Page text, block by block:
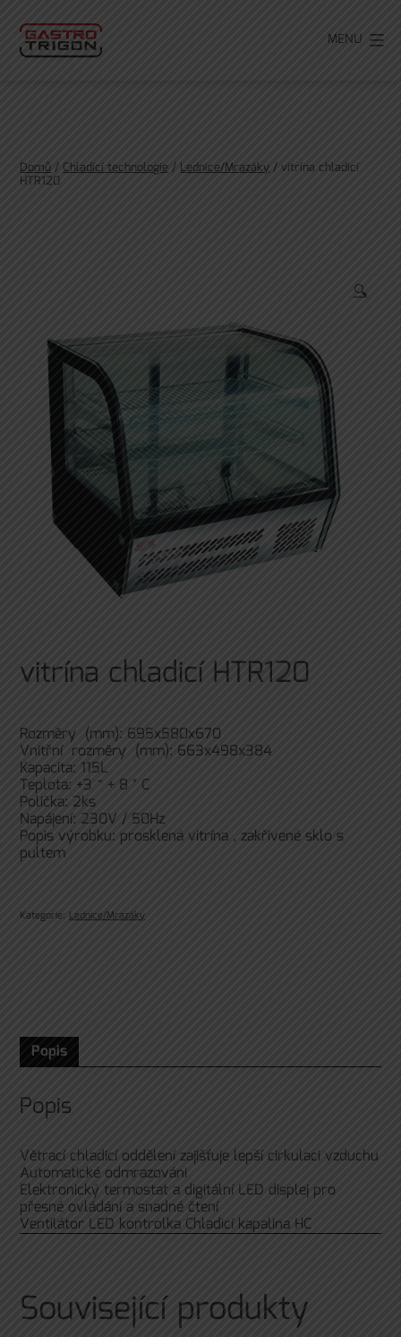
obsahu MENU
Domů/Chladící technologie/Lednice/Mrazáky/ vitrína chladicí
HTR120
🔍
vitrína chladicí HTR120
Rozměry (mm): 695x580x670
Vnitřní rozměry (mm): 663x498x384
Kapacita: 115L
Teplota: +3 ~ + 8 ° C
Polička: 2ks
Napájení: 230V / 50Hz
Popis výrobku: prosklená vitrína , zakřivené sklo s
pultem
Kategorie:Lednice/Mrazáky
Popis
Popis
Větrací chladicí oddělení zajišťuje lepší cirkulaci vzduchu
Automatické odmrazováni
Elektronický termostat a digitální LED displej pro
přesné ovládání a snadné čtení
Ventilátor LED kontrolka Chladicí kapalina HC
Související produkty